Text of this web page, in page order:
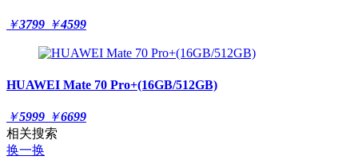
￥3799 ￥4599
HUAWEI Mate 70 Pro+(16GB/512GB)
￥5999 ￥6699
相关搜索
换一换